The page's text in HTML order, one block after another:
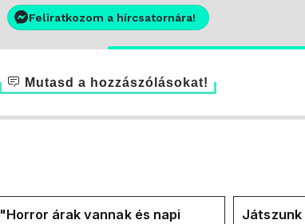
Feliratkozom a hírcsatornára!
Mutasd a hozzászólásokat!
"Horror árak vannak és napi
Játszunk